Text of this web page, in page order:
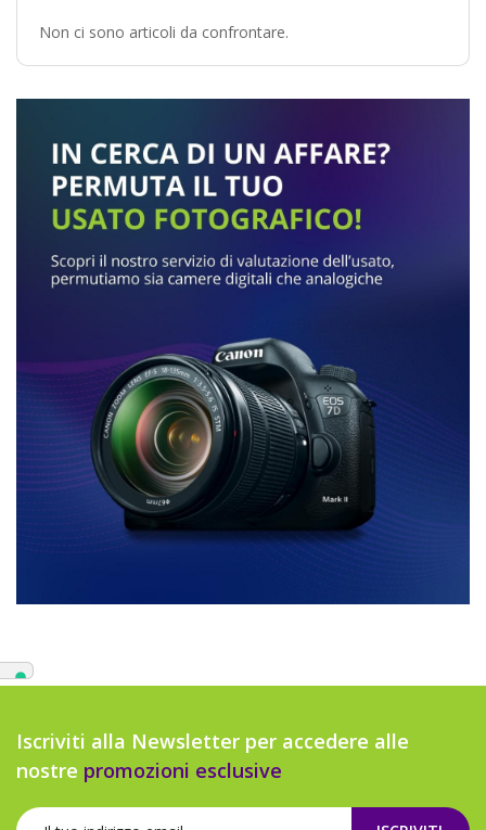
Non ci sono articoli da confrontare.
Iscriviti alla Newsletter per accedere alle
nostre promozioni esclusive